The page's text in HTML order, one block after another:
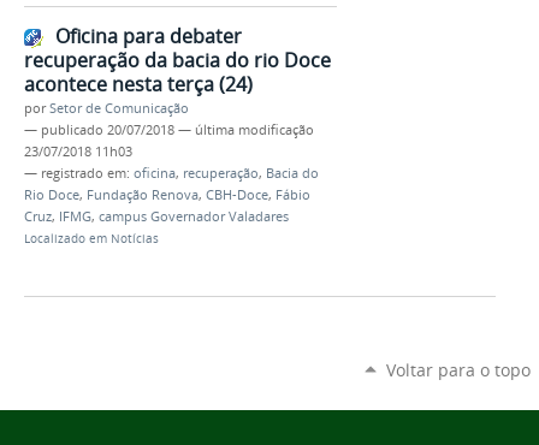
Oficina para debater
recuperação da bacia do rio Doce
acontece nesta terça (24)
porSetor de Comunicação
— publicado 20/07/2018 — última modificação
23/07/2018 11h03
— registrado em: oficina, recuperação, Bacia do
Rio Doce, Fundação Renova, CBH-Doce, Fábio
Cruz, IFMG, campus Governador Valadares
Localizado em Notícias
Voltar para o topo